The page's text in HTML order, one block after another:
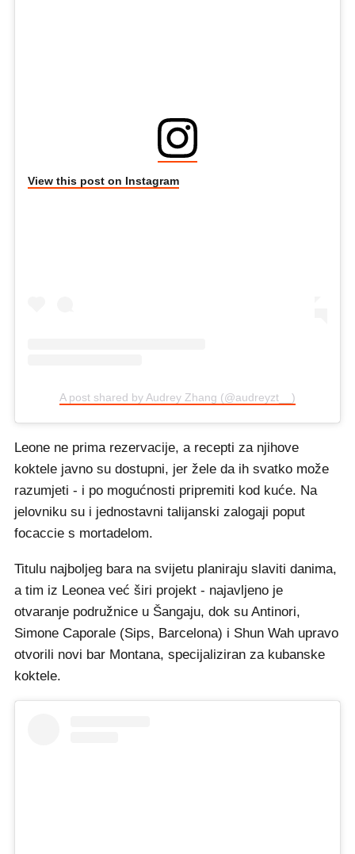
View this post on Instagram
A post shared by Audrey Zhang (@audreyzt__)
Leone ne prima rezervacije, a recepti za njihove
koktele javno su dostupni, jer žele da ih svatko može
razumjeti - i po mogućnosti pripremiti kod kuće. Na
jelovniku su i jednostavni talijanski zalogaji poput
focaccie s mortadelom.
Titulu najboljeg bara na svijetu planiraju slaviti danima,
a tim iz Leonea već širi projekt - najavljeno je
otvaranje podružnice u Šangaju, dok su Antinori,
Simone Caporale (Sips, Barcelona) i Shun Wah upravo
otvorili novi bar Montana, specijaliziran za kubanske
koktele.